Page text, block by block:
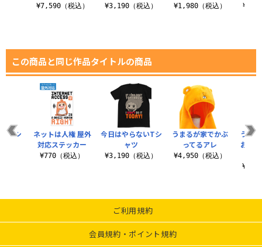
¥3,190（税込） ¥1,980（税込）
¥7,590（税込）
この商品と同じ作品タイトルの商品
今日はやらないTシ
ャツ
¥3,190（税込）
うまるが家でかぶ
ってるアレ
¥4,950（税込）
うま
おう
いシ
ネットは人権 屋外
対応ステッカー
¥770（税込）
ご利用規約
会員規約・ポイント規約